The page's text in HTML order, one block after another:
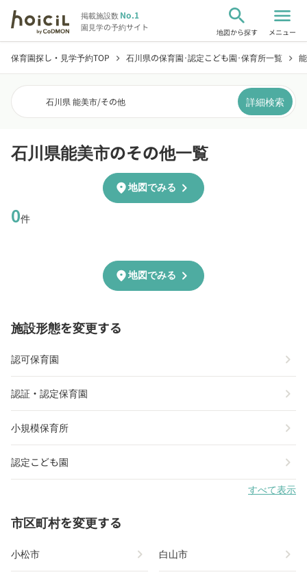
掲載施設数No.1
園見学の予約サイト
search
地図から探す
menu
メニュー
保育園探し・見学予約TOP chevron_right 石川県の保育園･認定こども園･保育所一覧 chevron_right
石川県 能美市/その他 詳細検索
石川県能美市のその他一覧
0件
location_on地図でみる chevron_right
location_on地図でみる chevron_right
施設形態を変更する
認可保育園 chevron_right
認証・認定保育園 chevron_right
小規模保育所 chevron_right
認定こども園 chevron_right
すべて表示
市区町村を変更する
小松市 chevron_right 白山市 chevron_right